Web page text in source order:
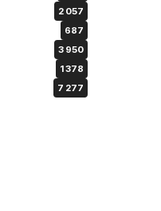
2 057
687
3 950
1 378
7 277